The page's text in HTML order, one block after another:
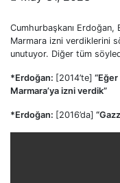
Cumhurbaşkanı Erdoğan,
Marmara izni verdiklerini
unutuyor. Diğer tüm
*Erdoğan: [2014’te]
Marmara’ya izni verdik”
*Erdoğan: [2016’da]